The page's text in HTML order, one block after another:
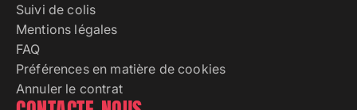
Suivi de colis
Mentions légales
FAQ
Préférences en matière de cookies
Annuler le contrat